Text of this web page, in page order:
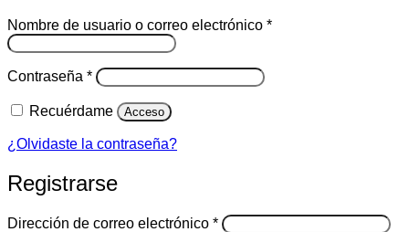
Nombre de usuario o correo electrónico *Obligatorio
Contraseña *Obligatorio
Recuérdame Acceso
¿Olvidaste la contraseña?
Registrarse
Dirección de correo electrónico *Obligatorio